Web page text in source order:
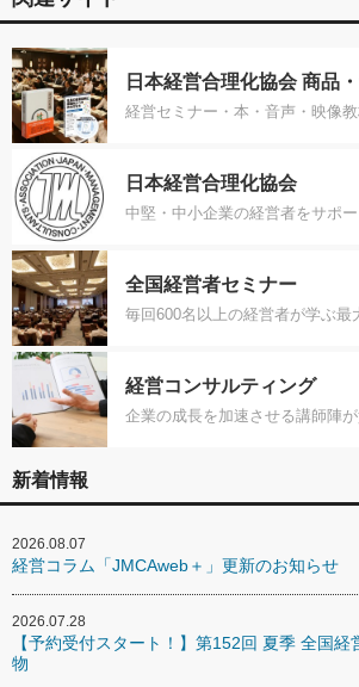
日本経営合理化協会 商品
経営セミナー・本・音声・映像
日本経営合理化協会
中堅・中小企業の経営者をサポー
全国経営者セミナー
毎回600名以上の経営者が学ぶ最
経営コンサルティング
企業の成長を加速させる講師陣
新着情報
2026.08.07
経営コラム「JMCAweb＋」更新のお知らせ
2026.07.28
【予約受付スタート！】第152回 夏季 全国
物